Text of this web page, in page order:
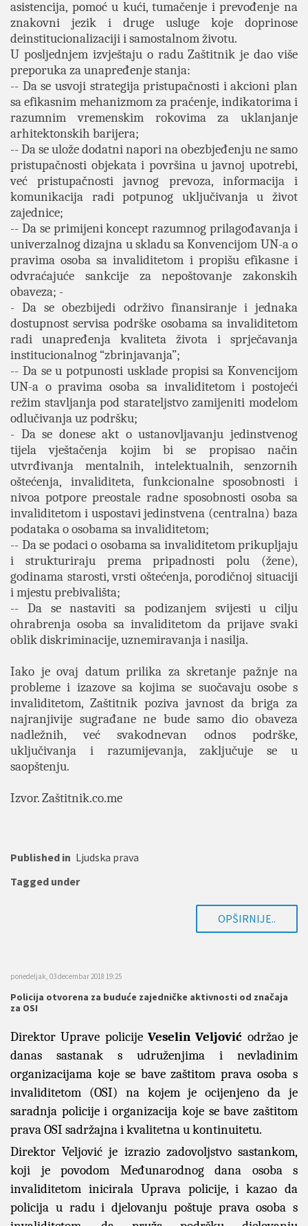
asistencija, pomoć u kući, tumačenje i prevođenje na
znakovni jezik i druge usluge koje doprinose
deinstitucionalizaciji i samostalnom životu.
U posljednjem izvještaju o radu Zaštitnik je dao više
preporuka za unapređenje stanja:
-- Da se usvoji strategija pristupačnosti i akcioni plan
sa efikasnim mehanizmom za praćenje, indikatorima i
razumnim vremenskim rokovima za uklanjanje
arhitektonskih barijera;
-- Da se ulože dodatni napori na obezbjeđenju ne samo
pristupačnosti objekata i površina u javnoj upotrebi,
već pristupačnosti javnog prevoza, informacija i
komunikacija radi potpunog uključivanja u život
zajednice;
-- Da se primijeni koncept razumnog prilagođavanja i
univerzalnog dizajna u skladu sa Konvencijom UN-a o
pravima osoba sa invaliditetom i propišu efikasne i
odvraćajuće sankcije za nepoštovanje zakonskih
obaveza; -
- Da se obezbijedi održivo finansiranje i jednaka
dostupnost servisa podrške osobama sa invaliditetom
radi unapređenja kvaliteta života i sprječavanja
institucionalnog “zbrinjavanja”;
-- Da se u potpunosti usklade propisi sa Konvencijom
UN-a o pravima osoba sa invaliditetom i postojeći
režim stavljanja pod starateljstvo zamijeniti modelom
odlučivanja uz podršku;
- Da se donese akt o ustanovljavanju jedinstvenog
tijela vještačenja kojim bi se propisao način
utvrđivanja mentalnih, intelektualnih, senzornih
oštećenja, invaliditeta, funkcionalne sposobnosti i
nivoa potpore preostale radne sposobnosti osoba sa
invaliditetom i uspostavi jedinstvena (centralna) baza
podataka o osobama sa invaliditetom;
-- Da se podaci o osobama sa invaliditetom prikupljaju
i strukturiraju prema pripadnosti polu (žene),
godinama starosti, vrsti oštećenja, porodičnoj situaciji
i mjestu prebivališta;
-- Da se nastaviti sa podizanjem svijesti u cilju
ohrabrenja osoba sa invaliditetom da prijave svaki
oblik diskriminacije, uznemiravanja i nasilja.
Iako je ovaj datum prilika za skretanje pažnje na
probleme i izazove sa kojima se suočavaju osobe s
invaliditetom, Zaštitnik poziva javnost da briga za
najranjivije sugrađane ne bude samo dio obaveza
nadležnih, već svakodnevan odnos podrške,
uključivanja i razumijevanja, zaključuje se u
saopštenju.
Izvor. Zaštitnik.co.me
Published in Ljudska prava
Tagged under
OPŠIRNIJE..
ponedeljak, 03 decembar 2018 19:25
Policija otvorena za buduće zajedničke aktivnosti od značaja
za OSI
Direktor Uprave policije Veselin Veljović održao je
danas sastanak s udruženjima i nevladinim
organizacijama koje se bave zaštitom prava osoba s
invaliditetom (OSI) na kojem je ocijenjeno da je
saradnja policije i organizacija koje se bave zaštitom
prava OSI sadržajna i kvalitetna u kontinuitetu.
Direktor Veljović je izrazio zadovoljstvo sastankom,
koji je povodom Međunarodnog dana osoba s
invaliditetom inicirala Uprava policije, i kazao da
policija u radu i djelovanju poštuje prava osoba s